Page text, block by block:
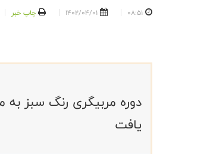
08:51
1402/04/01 چاپ خبر
دوره مربیگری رنگ سبز به
یافت